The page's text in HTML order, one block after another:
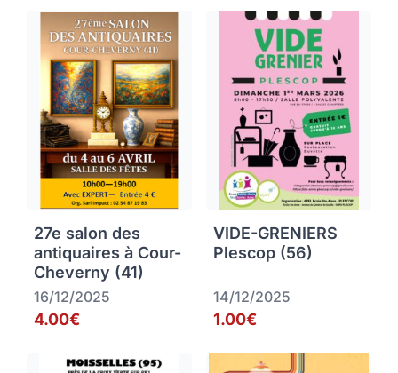
27e salon des
antiquaires à Cour-
Cheverny (41)
16/12/2025
4.00€
VIDE-GRENIERS
Plescop (56)
14/12/2025
1.00€